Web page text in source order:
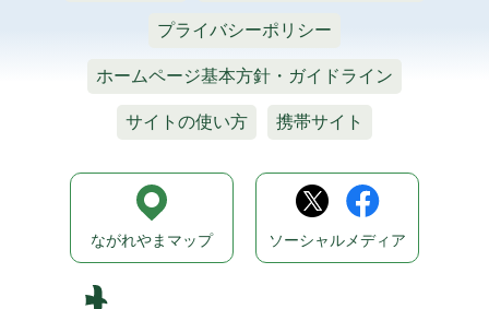
プライバシーポリシー
ホームページ基本方針・ガイドライン
サイトの使い方 携帯サイト
ながれやまマップ ソーシャルメディア